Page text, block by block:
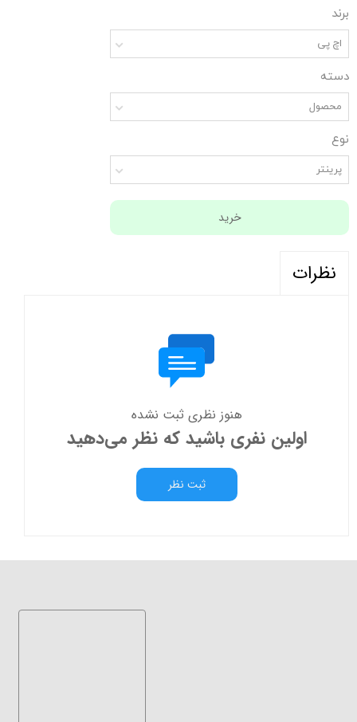
برند
اچ پی
دسته
محصول
نوع
پرینتر
خرید
نظرات
هنوز نظری ثبت نشده
اولین نفری باشید که نظر می‌دهید
ثبت نظر